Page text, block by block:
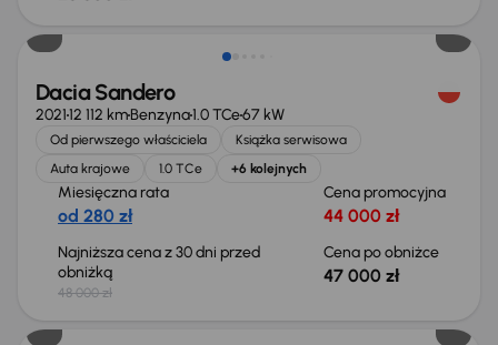
Taniej o 1 000 zł
Dacia Sandero
202112 112 kmBenzyna1.0 TCe67 kW
Od pierwszego właściciela
Książka serwisowa
Auta krajowe
1.0 TCe +6 kolejnych
Miesięczna rata
od 280 zł
Cena promocyjna
44 000 zł
Najniższa cena z 30 dni przed
obniżką
48 000 zł
Cena po obniżce
47 000 zł